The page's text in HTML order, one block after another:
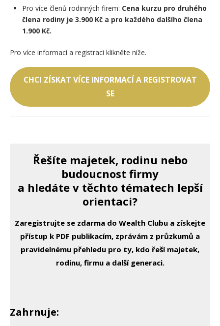
Pro více členů rodinných firem: Cena kurzu pro druhého
člena rodiny je 3.900 Kč a pro každého dalšího člena
1.900 Kč.
Pro více informací a registraci klikněte níže.
CHCI ZÍSKAT VÍCE INFORMACÍ A REGISTROVAT
SE
Řešíte majetek, rodinu nebo
budoucnost firmy
a hledáte v těchto tématech lepší
orientaci?
Zaregistrujte se zdarma do Wealth Clubu a získejte
přístup k PDF publikacím, zprávám z průzkumů a
pravidelnému přehledu pro ty, kdo řeší majetek,
rodinu, firmu a další generaci.
Zahrnuje: